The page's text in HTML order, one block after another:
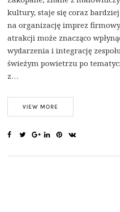
kultury, staje się coraz
na organizację imprez
atrakcji może znacząco
wydarzenia i integrację
świeżym powietrzu po
z…
VIEW MORE